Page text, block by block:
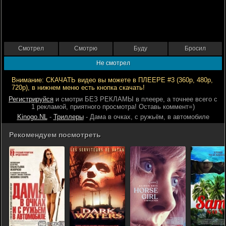
Смотрел Смотрю Буду Бросил
Не смотрел
Внимание: СКАЧАТЬ видео вы можете в ПЛЕЕРЕ #3 (360р, 480р,
720р), в нижнем меню есть кнопка скачать!
Регистрируйся и смотри БЕЗ РЕКЛАМЫ в плеере, а точнее всего с
1 рекламой, приятного просмотра! Оставь коммент=)
Kinogo.NL- Триллеры- Дама в очках, с ружьём, в автомобиле
Рекомендуем посмотреть